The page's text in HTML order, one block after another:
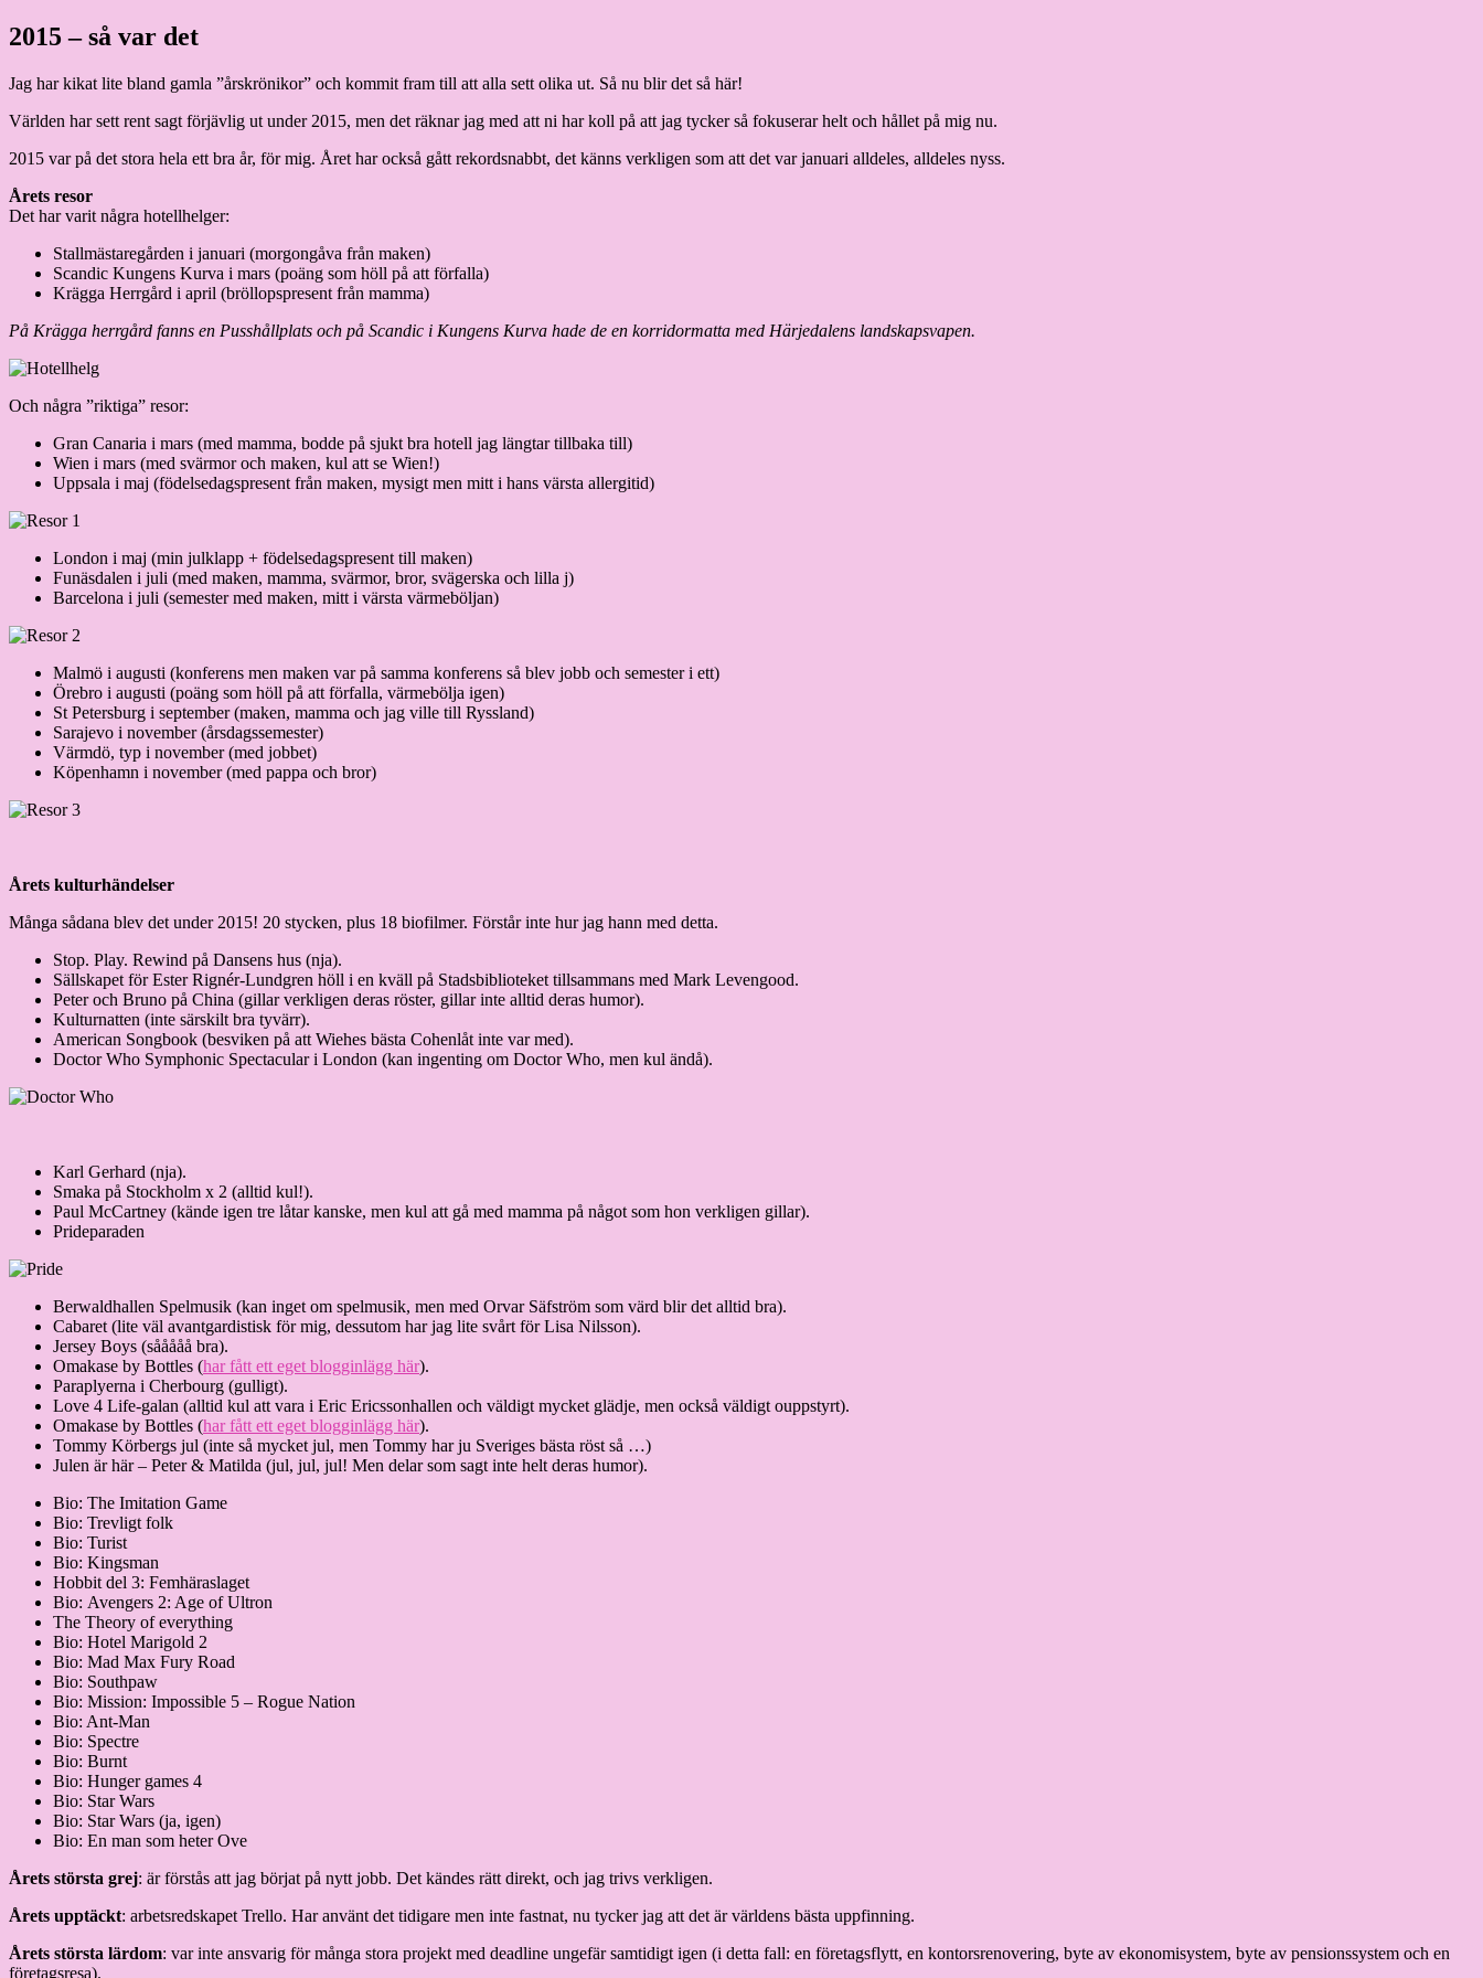
Hoppa
till
Granding.nu
2015 – så var det
Jag har kikat lite bland gamla ”årskrönikor” och kommit fram till att alla sett olika ut. Så nu blir det så här!
Världen har sett rent sagt förjävlig ut under 2015, men det räknar jag med att ni har koll på att jag tycker så fokuserar helt och hållet på mig nu.
2015 var på det stora hela ett bra år, för mig. Året har också gått rekordsnabbt, det känns verkligen som att det var januari alldeles, alldeles nyss.
Årets resor
Det har varit några hotellhelger:
Stallmästaregården i januari (morgongåva från maken)
Scandic Kungens Kurva i mars (poäng som höll på att förfalla)
Krägga Herrgård i april (bröllopspresent från mamma)
På Krägga herrgård fanns en Pusshållplats och på Scandic i Kungens Kurva hade de en korridormatta med Härjedalens landskapsvapen.
Och några ”riktiga” resor:
Gran Canaria i mars (med mamma, bodde på sjukt bra hotell jag längtar tillbaka till)
Wien i mars (med svärmor och maken, kul att se Wien!)
Uppsala i maj (födelsedagspresent från maken, mysigt men mitt i hans värsta allergitid)
London i maj (min julklapp + födelsedagspresent till maken)
Funäsdalen i juli (med maken, mamma, svärmor, bror, svägerska och lilla j)
Barcelona i juli (semester med maken, mitt i värsta värmeböljan)
Malmö i augusti (konferens men maken var på samma konferens så blev jobb och semester i ett)
Örebro i augusti (poäng som höll på att förfalla, värmebölja igen)
St Petersburg i september (maken, mamma och jag ville till Ryssland)
Sarajevo i november (årsdagssemester)
Värmdö, typ i november (med jobbet)
Köpenhamn i november (med pappa och bror)
Årets kulturhändelser
Många sådana blev det under 2015! 20 stycken, plus 18 biofilmer. Förstår inte hur jag hann med detta.
Stop. Play. Rewind på Dansens hus (nja).
Sällskapet för Ester Rignér-Lundgren höll i en kväll på Stadsbiblioteket tillsammans med Mark Levengood.
Peter och Bruno på China (gillar verkligen deras röster, gillar inte alltid deras humor).
Kulturnatten (inte särskilt bra tyvärr).
American Songbook (besviken på att Wiehes bästa Cohenlåt inte var med).
Doctor Who Symphonic Spectacular i London (kan ingenting om Doctor Who, men kul ändå).
Karl Gerhard (nja).
Smaka på Stockholm x 2 (alltid kul!).
Paul McCartney (kände igen tre låtar kanske, men kul att gå med mamma på något som hon verkligen gillar).
Prideparaden
Berwaldhallen Spelmusik (kan inget om spelmusik, men med Orvar Säfström som värd blir det alltid bra).
Cabaret (lite väl avantgardistisk för mig, dessutom har jag lite svårt för Lisa Nilsson).
Jersey Boys (sååååå bra).
Omakase by Bottles (har fått ett eget blogginlägg här).
Paraplyerna i Cherbourg (gulligt).
Love 4 Life-galan (alltid kul att vara i Eric Ericssonhallen och väldigt mycket glädje, men också väldigt ouppstyrt).
Omakase by Bottles (har fått ett eget blogginlägg här).
Tommy Körbergs jul (inte så mycket jul, men Tommy har ju Sveriges bästa röst så …)
Julen är här – Peter & Matilda (jul, jul, jul! Men delar som sagt inte helt deras humor).
Bio: The Imitation Game
Bio: Trevligt folk
Bio: Turist
Bio: Kingsman
Hobbit del 3: Femhäraslaget
Bio: Avengers 2: Age of Ultron
The Theory of everything
Bio: Hotel Marigold 2
Bio: Mad Max Fury Road
Bio: Southpaw
Bio: Mission: Impossible 5 – Rogue Nation
Bio: Ant-Man
Bio: Spectre
Bio: Burnt
Bio: Hunger games 4
Bio: Star Wars
Bio: Star Wars (ja, igen)
Bio: En man som heter Ove
Årets största grej: är förstås att jag börjat på nytt jobb. Det kändes rätt direkt, och jag trivs verkligen.
Årets upptäckt: arbetsredskapet Trello. Har använt det tidigare men inte fastnat, nu tycker jag att det är världens bästa uppfinning.
Årets största lärdom: var inte ansvarig för många stora projekt med deadline ungefär samtidigt igen (i detta fall: en företagsflytt, en kontorsrenovering, byte av ekonomisystem, byte av pensionssystem och en
företagsresa).